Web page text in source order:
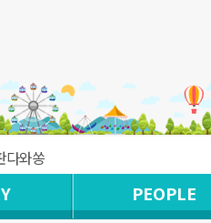
다와쏭
PEOPLE